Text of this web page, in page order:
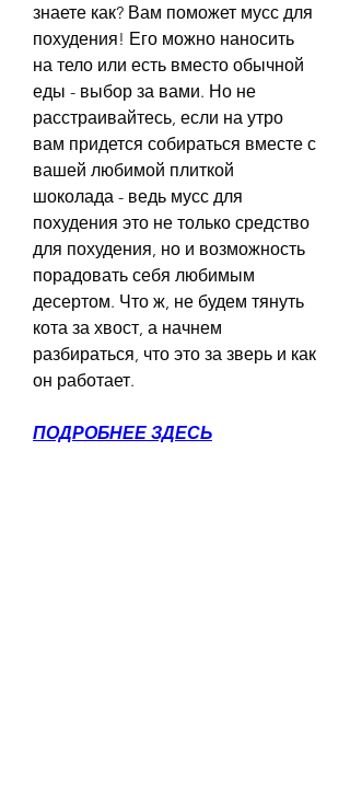
знаете как? Вам поможет мусс для
похудения! Его можно наносить
на тело или есть вместо обычной
еды - выбор за вами. Но не
расстраивайтесь, если на утро
вам придется собираться вместе с
вашей любимой плиткой
шоколада - ведь мусс для
похудения это не только средство
для похудения, но и возможность
порадовать себя любимым
десертом. Что ж, не будем тянуть
кота за хвост, а начнем
разбираться, что это за зверь и как
он работает.
ПОДРОБНЕЕ ЗДЕСЬ